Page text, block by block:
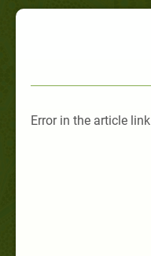
Error in the article link